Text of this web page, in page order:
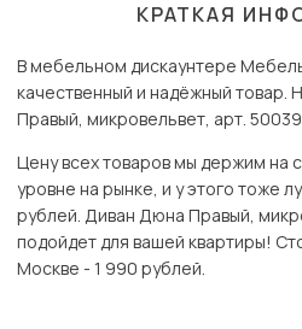
КРАТКАЯ
В мебельном дискаунтере
качественный и надёжный
Правый, микровельвет, арт.
Цену всех товаров мы держим на
уровне на рынке, и у этого тоже
рублей. Диван Дюна Правый,
подойдет для вашей квартиры!
Москве - 1 990 рублей.